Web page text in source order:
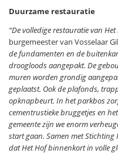
Duurzame restauratie
“De volledige restauratie van
burgemeester van Vosselaar
de fundamenten en de
droogloods aangepakt. De
muren worden grondig
geplaatst. Ook de plafonds,
opknapbeurt. In het parkbos
cementrustieke bruggetjes en
gemeente zijn we enorm
start gaan. Samen met Stichting
dat Het Hof binnenkort in volle